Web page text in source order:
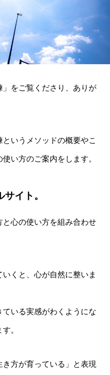
」をご覧くださり、ありが
いうメソッドの概要やこ
い方のご案内をします。
イト。
心の使い方を組み合わせ
くと、心が自然に整いま
いる実感がわくようにな
。
方が育っている」と表現